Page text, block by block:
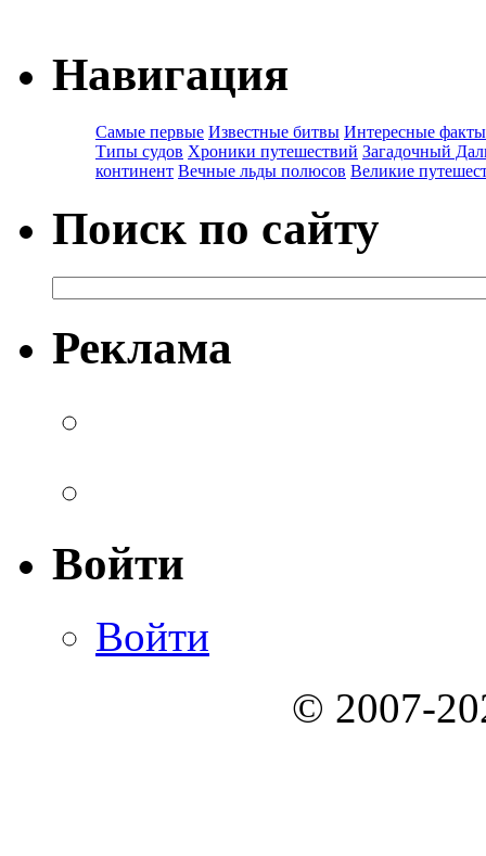
Навигация
Самые первые Известные битвы Интересные факты
Типы судов Хроники путешествий Загадочный
континент Вечные льды полюсов Великие
Поиск по сайту
Реклама
Войти
Войти
© 2007-